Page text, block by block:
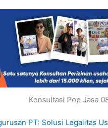
Konsultasi Pop Jasa
PT: Solusi Legalitas